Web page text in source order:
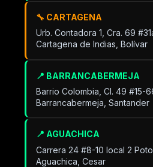
🔧 CARTAGENA
Urb. Contadora 1, Cra. 69
Cartagena de Indias, Bolívar
📍 BARRANCABERMEJA
Barrio Colombia, Cl. 49 #15-
Barrancabermeja, Santander
📍 AGUACHICA
Carrera 24 #8-10 local 2
Aguachica, Cesar